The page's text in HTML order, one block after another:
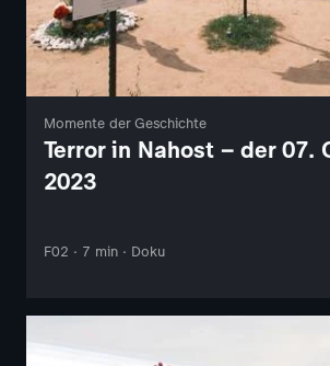
Momente der Geschichte
Terror in Nahost – der 07.
2023
F02 · 7 min · Doku